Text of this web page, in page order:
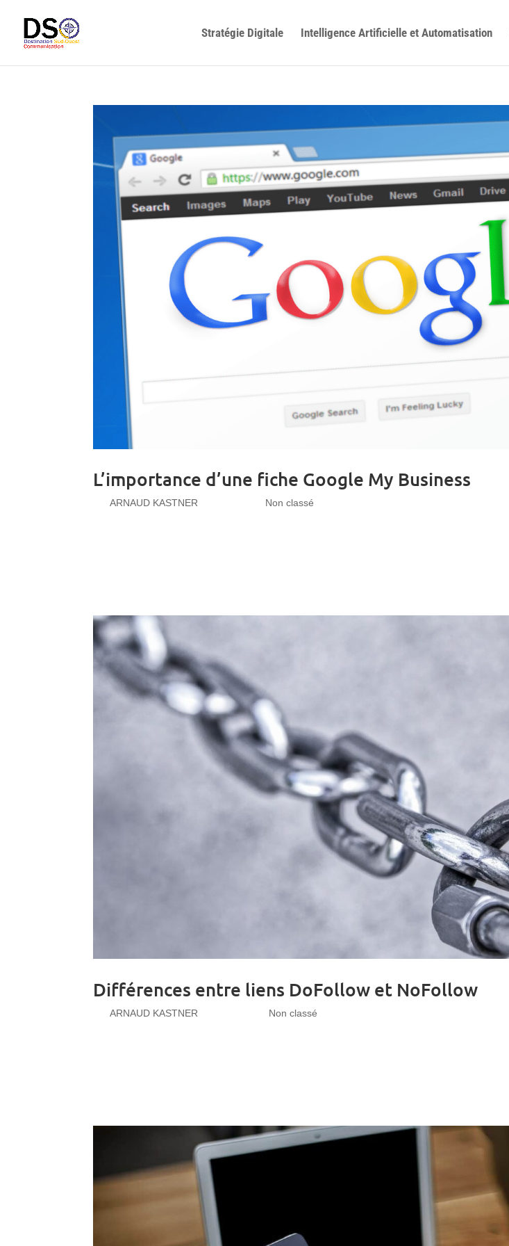
Stratégie Digitale Intelligence Artificielle et Automatisation
L’importance d’une fiche Google My Business
parARNAUD KASTNER Non classé
Différences entre liens DoFollow et NoFollow
parARNAUD KASTNER Non classé